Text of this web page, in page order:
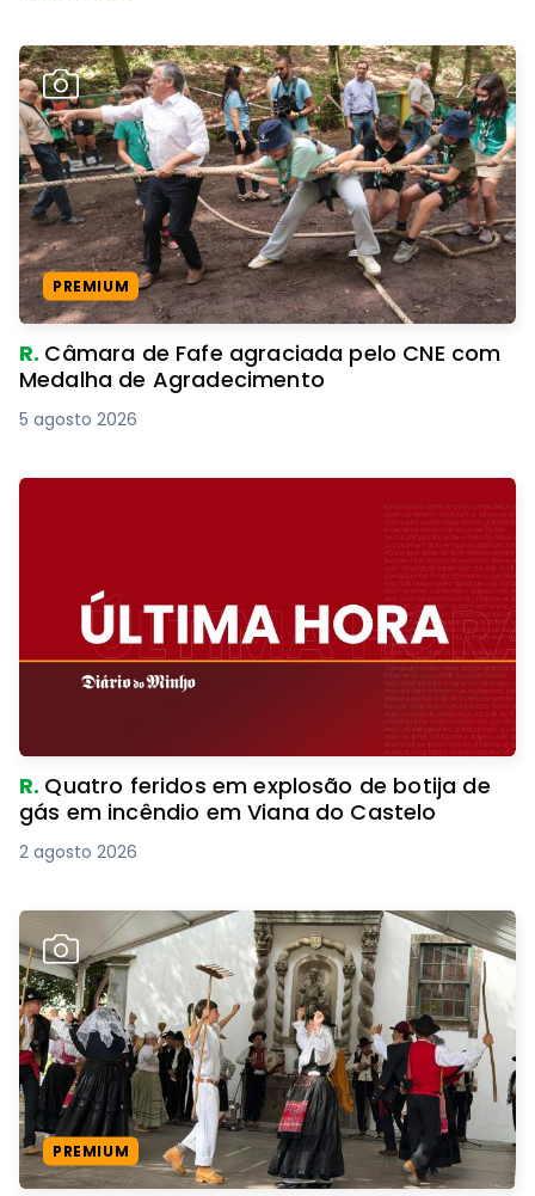
PREMIUM
R. Câmara de Fafe agraciada pelo CNE com
Medalha de Agradecimento
5 agosto 2026
R. Quatro feridos em explosão de botija de
gás em incêndio em Viana do Castelo
2 agosto 2026
PREMIUM